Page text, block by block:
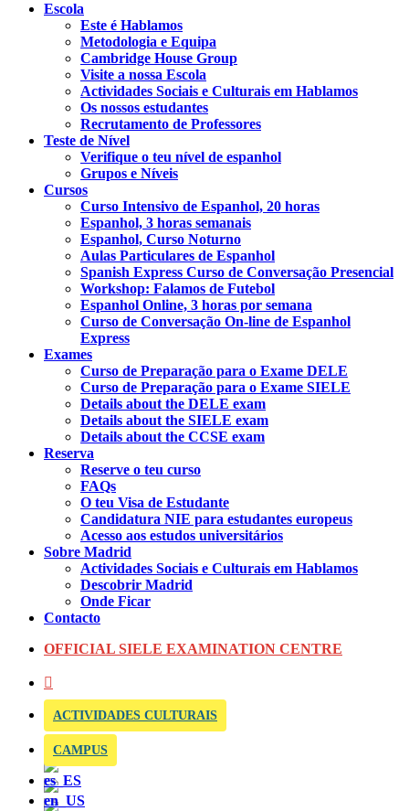
Escola
Este é Hablamos
Metodologia e Equipa
Cambridge House Group
Visite a nossa Escola
Actividades Sociais e Culturais em Hablamos
Os nossos estudantes
Recrutamento de Professores
Teste de Nível
Verifique o teu nível de espanhol
Grupos e Níveis
Cursos
Curso Intensivo de Espanhol, 20 horas
Espanhol, 3 horas semanais
Espanhol, Curso Noturno
Aulas Particulares de Espanhol
Spanish Express Curso de Conversação Presencial
Workshop: Falamos de Futebol
Espanhol Online, 3 horas por semana
Curso de Conversação On-line de Espanhol
Express
Exames
Curso de Preparação para o Exame DELE
Curso de Preparação para o Exame SIELE
Details about the DELE exam
Details about the SIELE exam
Details about the CCSE exam
Reserva
Reserve o teu curso
FAQs
O teu Visa de Estudante
Candidatura NIE para estudantes europeus
Acesso aos estudos universitários
Sobre Madrid
Actividades Sociais e Culturais em Hablamos
Descobrir Madrid
Onde Ficar
Contacto
OFFICIAL SIELE EXAMINATION CENTRE
ACTIVIDADES CULTURAIS
CAMPUS